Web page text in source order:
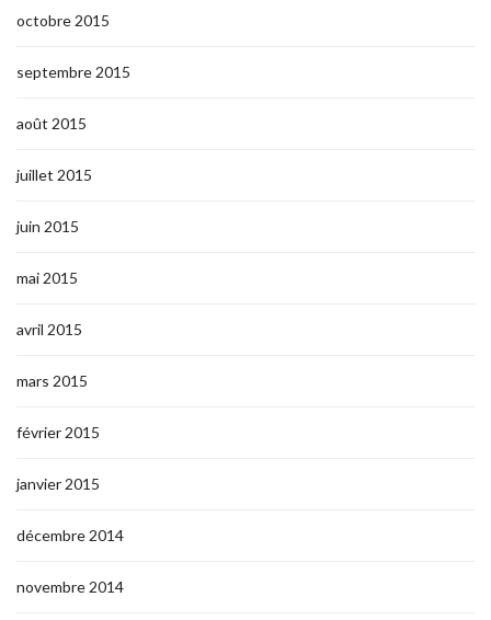
octobre 2015
septembre 2015
août 2015
juillet 2015
juin 2015
mai 2015
avril 2015
mars 2015
février 2015
janvier 2015
décembre 2014
novembre 2014